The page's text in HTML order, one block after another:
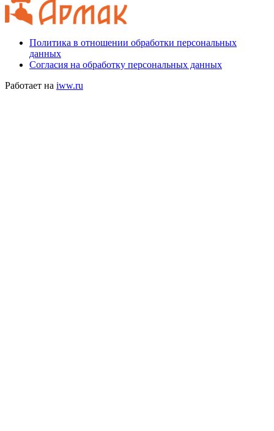
Политика в отношении обработки персональных
данных
Согласия на обработку персональных данных
Работает на iww.ru